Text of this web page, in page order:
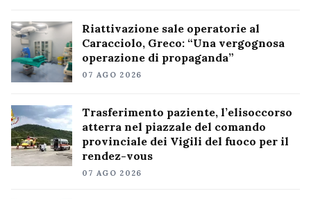
Riattivazione sale operatorie al
Caracciolo, Greco: “Una vergognosa
operazione di propaganda”
07 AGO 2026
Trasferimento paziente, l’elisoccorso
atterra nel piazzale del comando
provinciale dei Vigili del fuoco per il
rendez-vous
07 AGO 2026